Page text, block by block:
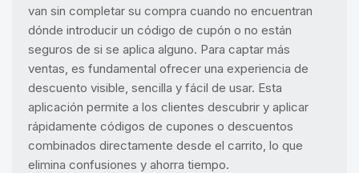
van sin completar su compra cuando no encuentran
dónde introducir un código de cupón o no están
seguros de si se aplica alguno. Para captar más
ventas, es fundamental ofrecer una experiencia de
descuento visible, sencilla y fácil de usar. Esta
aplicación permite a los clientes descubrir y aplicar
rápidamente códigos de cupones o descuentos
combinados directamente desde el carrito, lo que
elimina confusiones y ahorra tiempo.